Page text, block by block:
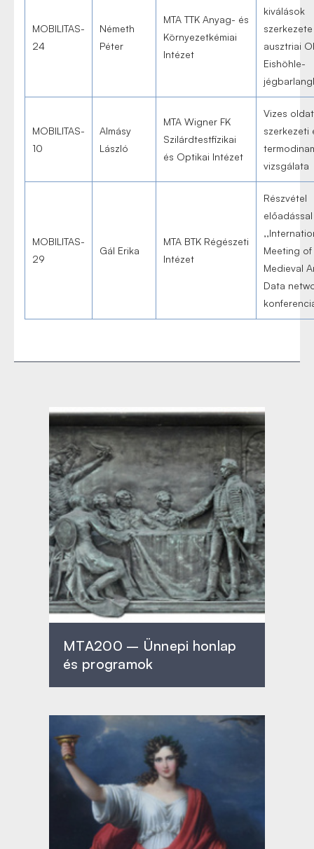
MOBILITAS-
24
Németh
Péter
MTA TTK Anyag- és
Környezetkémiai
Intézet
kiválások
ausztriai
Eishöhle-
MOBILITAS-
10
Almásy
László
MTA Wigner FK
Szilárdtestfizikai
és Optikai Intézet
Vizes
szerkezeti
vizsgálata
MOBILITAS-
29
Gál Erika
MTA BTK Régészeti
Intézet
Részvétel
Meeting
Medieval
Data
MTA200 – Ünnepi honlap
és programok